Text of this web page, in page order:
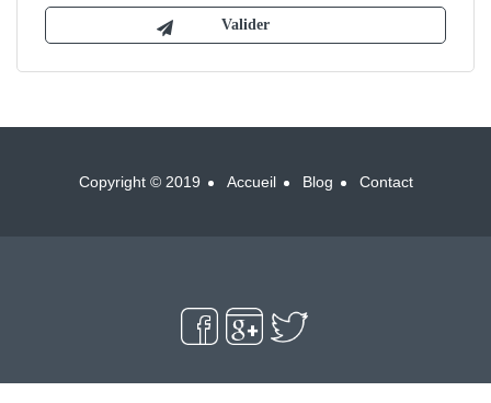
Copyright © 2019 Accueil Blog Contact